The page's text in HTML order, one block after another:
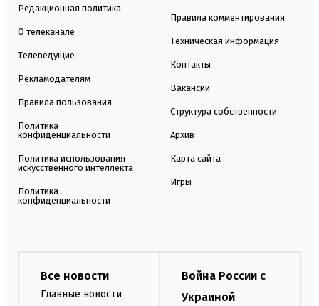
Редакционная политика
О телеканале
Телеведущие
Рекламодателям
Правила пользования
Политика
конфиденциальности
Политика использования
искусственного интеллекта
Политика
конфиденциальности
Правила комментирования
Техническая информация
Контакты
Вакансии
Структура собственности
Архив
Карта сайта
Игры
Все новости
Главные новости
Война России с
Украиной